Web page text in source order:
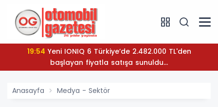
19:54
başlayan fiyatla satışa sunuldu...
Anasayfa Medya - Sektör